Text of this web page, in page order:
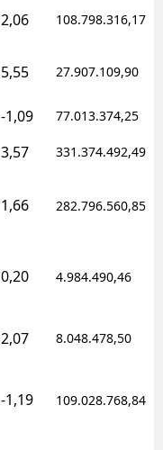
2,06 108.798.316,17
5,55 27.907.109,90
-1,09 77.013.374,25
3,57 331.374.492,49
1,66 282.796.560,85
0,20 4.984.490,46
2,07 8.048.478,50
-1,19 109.028.768,84